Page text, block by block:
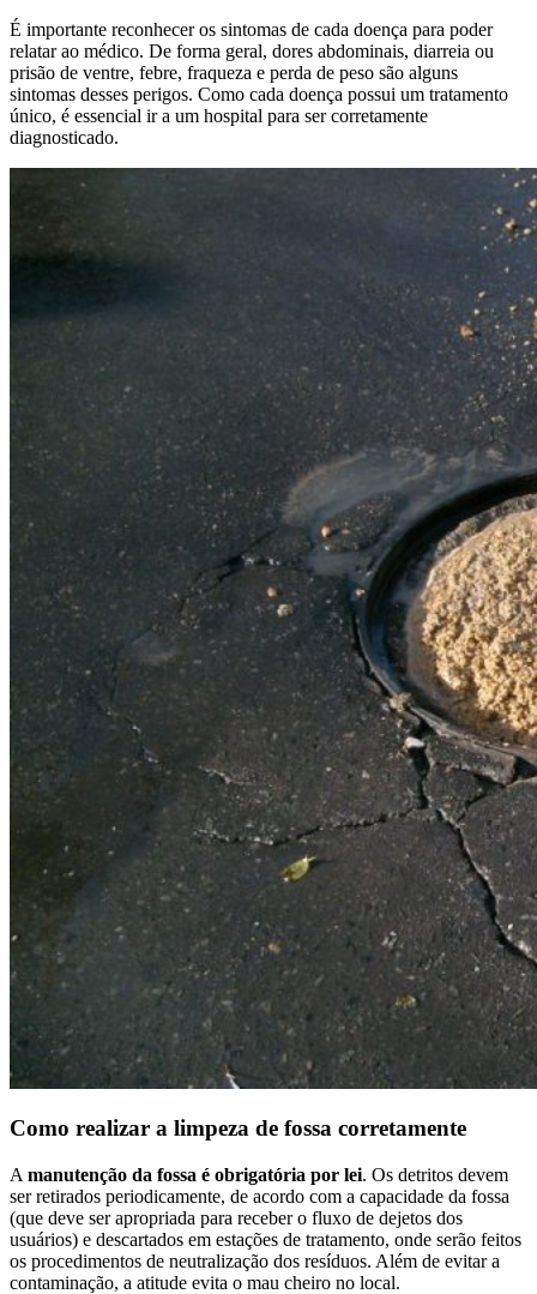
É importante reconhecer os sintomas de cada doença para poder
relatar ao médico. De forma geral, dores abdominais, diarreia ou
prisão de ventre, febre, fraqueza e perda de peso são alguns
sintomas desses perigos. Como cada doença possui um tratamento
único, é essencial ir a um hospital para ser corretamente
diagnosticado.
Como realizar a limpeza de fossa corretamente
A manutenção da fossa é obrigatória por lei. Os detritos devem
ser retirados periodicamente, de acordo com a capacidade da fossa
(que deve ser apropriada para receber o fluxo de dejetos dos
usuários) e descartados em estações de tratamento, onde serão feitos
os procedimentos de neutralização dos resíduos. Além de evitar a
contaminação, a atitude evita o mau cheiro no local.